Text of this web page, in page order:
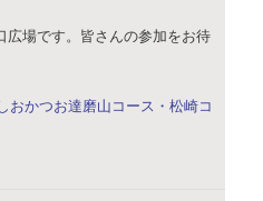
広場です。皆さんの参加をお待
おかつお達磨山コース・松崎コ